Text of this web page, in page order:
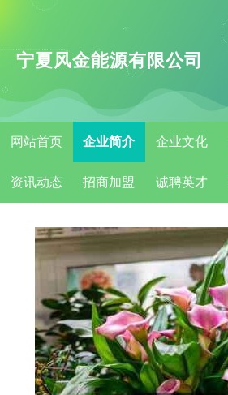
宁夏风金能源有限公司
网站首页 企业简介 企业文化
资讯动态 招商加盟 诚聘英才